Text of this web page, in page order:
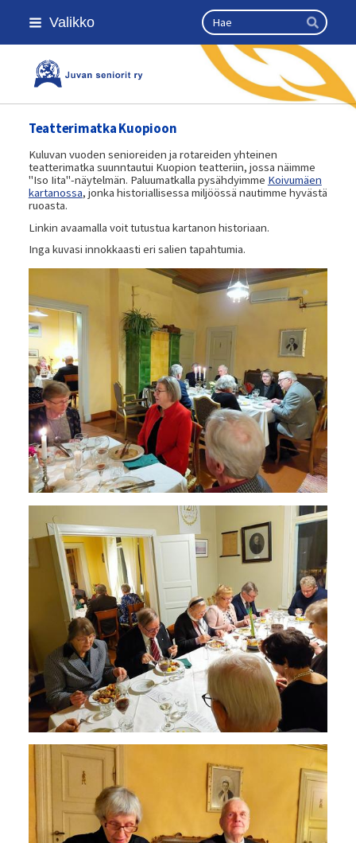
Siirry
sivun
Valikko Haku
Hae
Kansallinen senioriliitto
Teatterimatka Kuopioon
Kuluvan vuoden senioreiden ja rotareiden yhteinen
teatterimatka suunntautui Kuopion teatteriin, jossa näimme
"Iso Iita"-näytelmän. Paluumatkalla pysähdyimme Koivumäen
kartanossa, jonka historiallisessa miljöössä nautimme hyvästä
ruoasta.
Linkin avaamalla voit tutustua kartanon historiaan.
Inga kuvasi innokkaasti eri salien tapahtumia.